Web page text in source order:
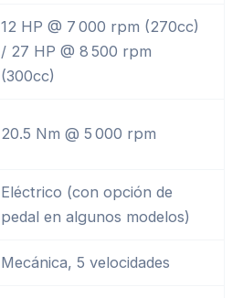
12 HP @ 7 000 rpm (270cc)
/ 27 HP @ 8 500 rpm
(300cc)
20.5 Nm @ 5 000 rpm
Eléctrico (con opción de
pedal en algunos modelos)
Mecánica, 5 velocidades